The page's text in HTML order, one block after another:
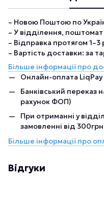
– Новою Поштою по
– У відділення, поштомат
– Відправка протягом 1–3
– Вартість доставки: за
Більше інформації про
Онлайн-оплата LiqPay
Банківський переказ
рахунок ФОП)
При отриманні у
замовленні від
Більше інформації про
Відгуки